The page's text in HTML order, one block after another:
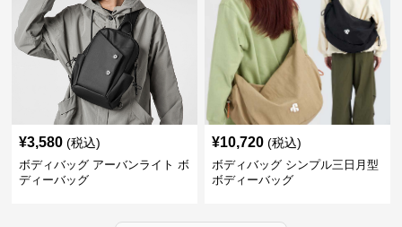
¥3,580 (税込)
ボディバッグ アーバンライト ボ
ディーバッグ
¥10,720 (税込)
ボディバッグ シンプル三日月型
ボディーバッグ